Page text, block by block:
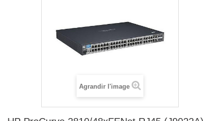
Agrandir l'image